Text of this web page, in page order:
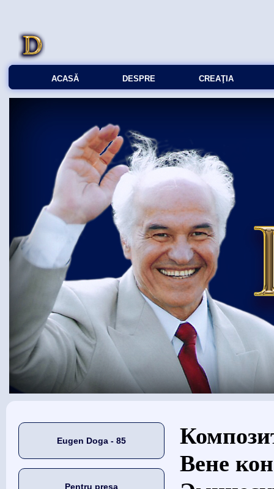
ACASĂ DESPRE CREAŢIA
Eugen Doga - 85
Pentru presa
Eşti aici
Вене